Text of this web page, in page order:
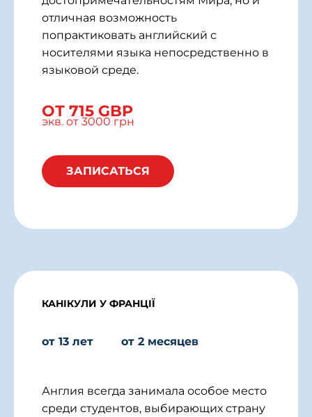
отличная возможность
попрактиковать английский с
носителями языка непосредственно в
языковой среде.
ЗАПИСАТЬСЯ
ОТ 715 GBP
экв. от 3000 грн
КАНІКУЛИ У ФРАНЦІЇ
от 13 лет от 2 месяцев
Англия всегда занимала особое место
среди студентов, выбирающих страну